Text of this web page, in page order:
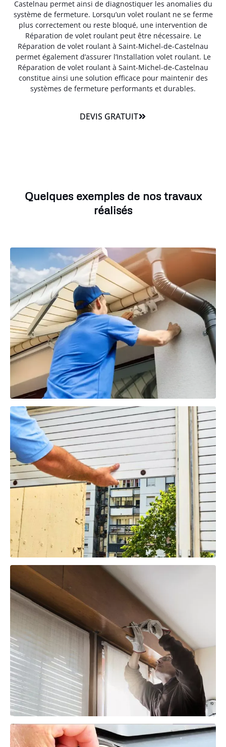
Castelnau permet ainsi de diagnostiquer les anomalies du
système de fermeture. Lorsqu’un volet roulant ne se ferme
plus correctement ou reste bloqué, une intervention de
Réparation de volet roulant peut être nécessaire. Le
Réparation de volet roulant à Saint-Michel-de-Castelnau
permet également d’assurer l’Installation volet roulant. Le
Réparation de volet roulant à Saint-Michel-de-Castelnau
constitue ainsi une solution efficace pour maintenir des
systèmes de fermeture performants et durables.
DEVIS GRATUIT
Quelques exemples de nos travaux
réalisés